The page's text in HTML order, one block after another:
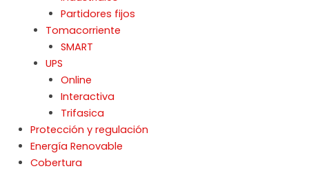
Partidores fijos
Tomacorriente
SMART
UPS
Online
Interactiva
Trifasica
Protección y regulación
Energía Renovable
Cobertura